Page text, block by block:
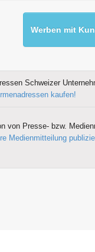
Werben mit
Schweizer
kaufen!
von Presse- bzw.
Medienmitteilung